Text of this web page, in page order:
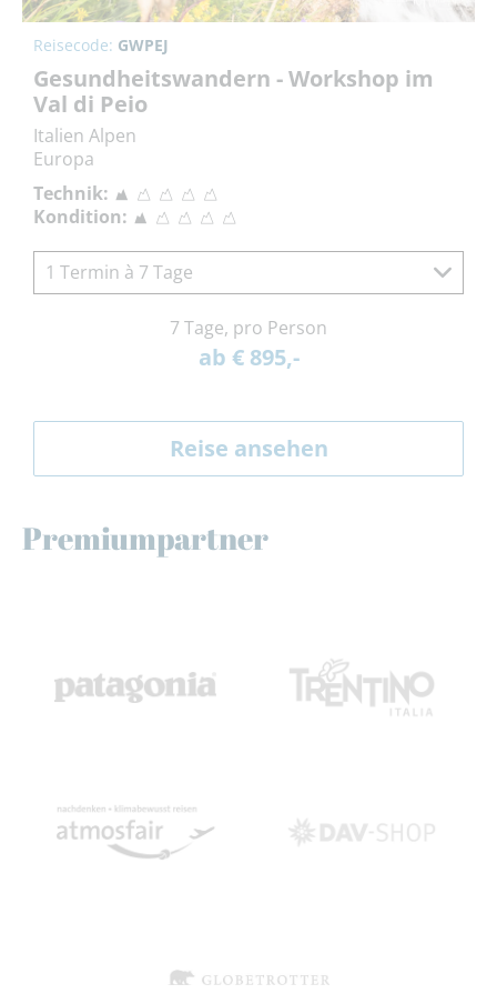
Reisecode: GWPEJ
Gesundheitswandern - Workshop im
Val di Peio
Italien Alpen
Europa
Technik:
Kondition:
1 Termin à 7 Tage
7 Tage, pro Person
ab € 895,-
Reise ansehen
Premiumpartner